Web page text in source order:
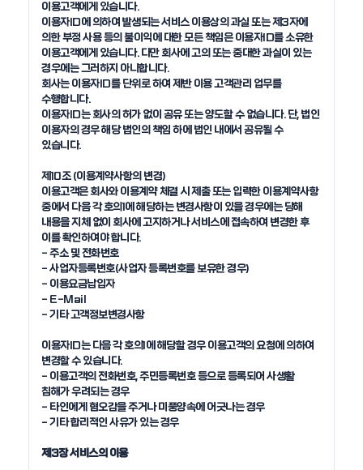
이용고객에게 있습니다.
이용자ID에 의하여 발생되는 서비스 이용상의 과실 또는 제3자에
의한 부정 사용 등의 불이익에 대한 모든 책임은 이용자ID를 소유한
이용고객에게 있습니다. 다만 회사에 고의 또는 중대한 과실이 있는
경우에는 그러하지 아니합니다.
회사는 이용자ID를 단위로 하여 제반 이용 고객관리 업무를
수행합니다.
이용자ID는 회사의 허가 없이 공유 또는 양도할 수 없습니다. 단, 법인
이용자의 경우 해당 법인의 책임 하에 법인 내에서 공유될 수
있습니다.
제10조 (이용계약사항의 변경)
이용고객은 회사와 이용계약 체결 시 제출 또는 입력한 이용계약사항
중에서 다음 각 호의1에 해당하는 변경사항이 있을 경우에는 당해
내용을 지체 없이 회사에 고지하거나 서비스에 접속하여 변경한 후
이를 확인하여야 합니다.
- 주소 및 전화번호
- 사업자등록번호(사업자 등록번호를 보유한 경우)
- 이용요금납입자
- E-Mail
- 기타 고객정보변경사항
이용자ID는 다음 각 호의1에 해당할 경우 이용고객의 요청에 의하여
변경할 수 있습니다.
- 이용고객의 전화번호, 주민등록번호 등으로 등록되어 사생활
침해가 우려되는 경우
- 타인에게 혐오감을 주거나 미풍양속에 어긋나는 경우
- 기타 합리적인 사유가 있는 경우
제3장 서비스의 이용